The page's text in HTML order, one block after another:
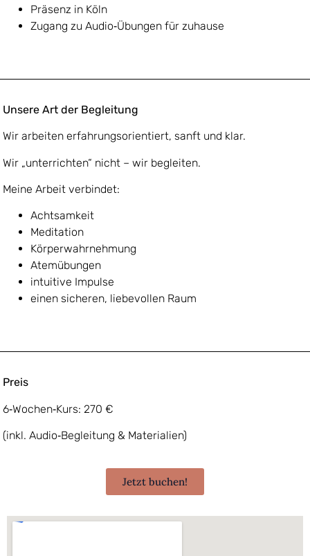
Präsenz in Köln
Zugang zu Audio‑Übungen für zuhause
Unsere Art der Begleitung
Wir arbeiten erfahrungsorientiert, sanft und klar.
Wir „unterrichten“ nicht – wir begleiten.
Meine Arbeit verbindet:
Achtsamkeit
Meditation
Körperwahrnehmung
Atemübungen
intuitive Impulse
einen sicheren, liebevollen Raum
Preis
6‑Wochen‑Kurs: 270 €
(inkl. Audio‑Begleitung & Materialien)
Jetzt buchen!